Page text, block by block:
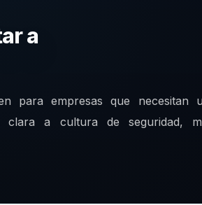
a
para empresas que
clara a cultura de seguridad,